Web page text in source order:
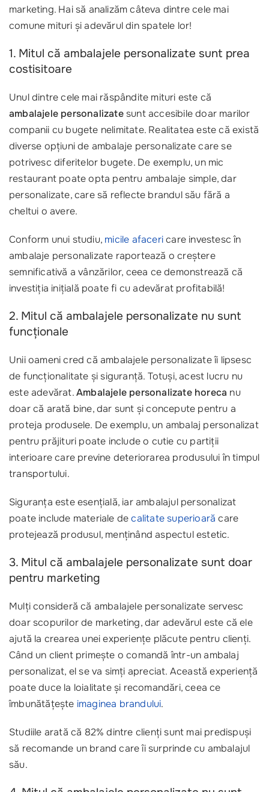
marketing. Hai să analizăm câteva dintre cele mai
comune mituri și adevărul din spatele lor!
1. Mitul că ambalajele personalizate sunt prea
costisitoare
Unul dintre cele mai răspândite mituri este că
ambalajele personalizatesunt accesibile doar marilor
companii cu bugete nelimitate. Realitatea este că există
diverse opțiuni de ambalaje personalizate care se
potrivesc diferitelor bugete. De exemplu, un mic
restaurant poate opta pentru ambalaje simple, dar
personalizate, care să reflecte brandul său fără a
cheltui o avere.
Conform unui studiu, micile afacericare investesc în
ambalaje personalizate raportează o creștere
semnificativă a vânzărilor, ceea ce demonstrează că
investiția inițială poate fi cu adevărat profitabilă!
2. Mitul că ambalajele personalizate nu sunt
funcționale
Unii oameni cred că ambalajele personalizate îi lipsesc
de funcționalitate și siguranță. Totuși, acest lucru nu
este adevărat.Ambalajele personalizate horeca nu
doar că arată bine, dar sunt și concepute pentru a
proteja produsele. De exemplu, un ambalaj personalizat
pentru prăjituri poate include o cutie cu partiții
interioare care previne deteriorarea produsului în timpul
transportului.
Siguranța este esențială, iar ambalajul personalizat
poate include materiale decalitate superioară care
protejează produsul, menținând aspectul estetic.
3. Mitul că ambalajele personalizate sunt doar
pentru marketing
Mulți consideră că ambalajele personalizate servesc
doar scopurilor de marketing, dar adevărul este că ele
ajută la crearea unei experiențe plăcute pentru clienți.
Când un client primește o comandă într-un ambalaj
personalizat, el se va simți apreciat. Această experiență
poate duce la loialitate și recomandări, ceea ce
îmbunătățește imaginea brandului.
Studiile arată că 82% dintre clienți sunt mai predispuși
să recomande un brand care îi surprinde cu ambalajul
său.